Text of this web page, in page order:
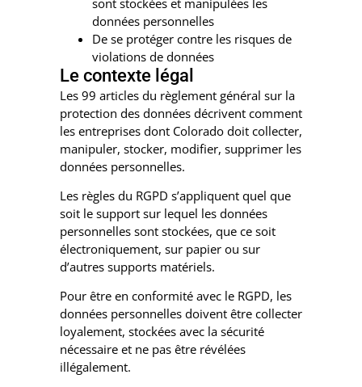
données personnelles
De se protéger contre les risques de
violations de données
Le contexte légal
Les 99 articles du règlement général sur la
protection des données décrivent comment
les entreprises dont Colorado doit collecter,
manipuler, stocker, modifier, supprimer les
données personnelles.
Les règles du RGPD s’appliquent quel que
soit le support sur lequel les données
personnelles sont stockées, que ce soit
électroniquement, sur papier ou sur
d’autres supports matériels.
Pour être en conformité avec le RGPD, les
données personnelles doivent être collecter
loyalement, stockées avec la sécurité
nécessaire et ne pas être révélées
illégalement.